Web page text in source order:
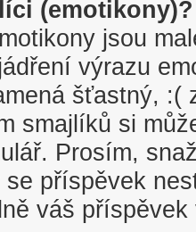
(emotikony)?
jsou
výrazu
šťastný, :(
smajlíků si
Prosím,
příspěvek
váš